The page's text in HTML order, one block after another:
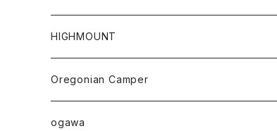
HIGHMOUNT
Oregonian Camper
ogawa